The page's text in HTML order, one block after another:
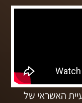
האשראי של